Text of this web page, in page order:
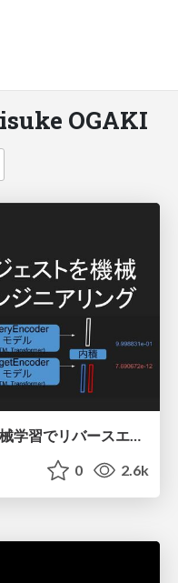
OGAKI
Slackの絵文字サジェストを機械学習でリバースエンジニアリング
0 2.6k